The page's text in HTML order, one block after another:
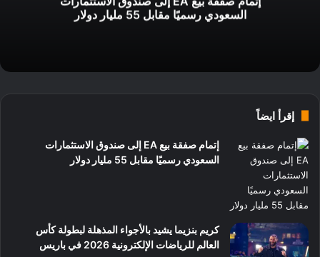
السعودي رسميًا مقابل 55 مليار دولار
إقرأ ايضاً
إتمام صفقة بيع EA إلى صندوق الاستثمارات
السعودي رسميًا مقابل 55 مليار دولار
كريم بنزيما يشيد بالأجواء المذهلة لبطولة كأس
العالم للرياضات الإلكترونية 2026 في باريس